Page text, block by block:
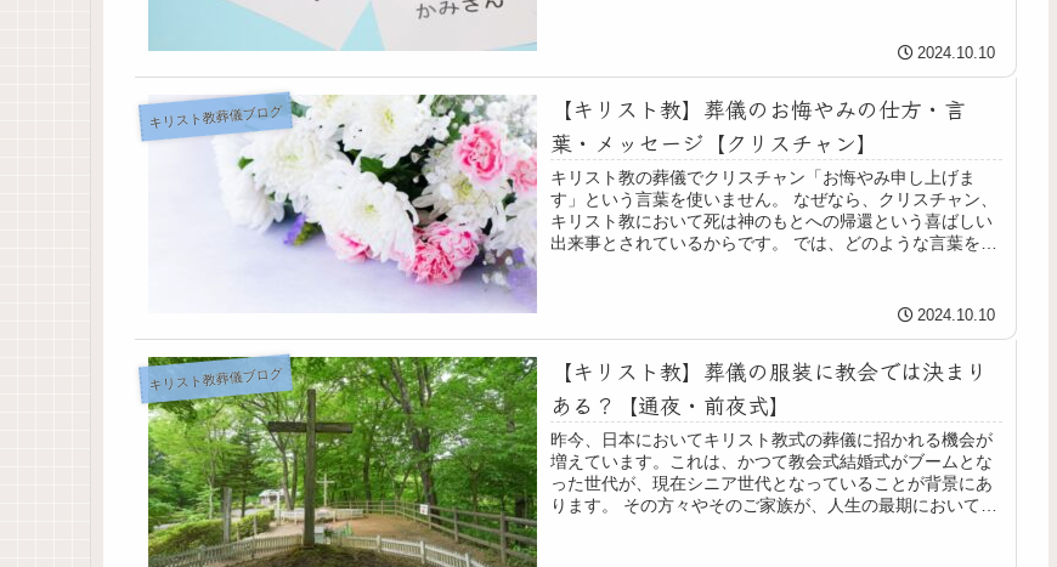
2024.10.10
キリスト教葬儀ブログ
【キリスト教】葬儀のお悔やみの仕方・言
葉・メッセージ【クリスチャン】
キリスト教の葬儀でクリスチャン「お悔やみ申し上げま
す」という言葉を使いません。 なぜなら、クリスチャン、
キリスト教において死は神のもとへの帰還という喜ばしい
出来事とされているからです。 では、どのような言葉をか
2024.10.10
キリスト教葬儀ブログ
【キリスト教】葬儀の服装に教会では決まり
ある？【通夜・前夜式】
昨今、日本においてキリスト教式の葬儀に招かれる機会が
増えています。これは、かつて教会式結婚式がブームとな
った世代が、現在シニア世代となっていることが背景にあ
ります。 その方々やそのご家族が、人生の最期においても